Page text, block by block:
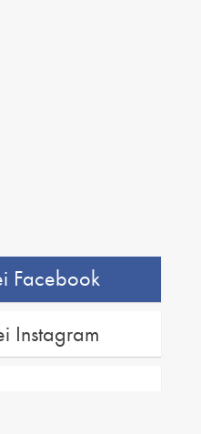
Facebook
Instagram